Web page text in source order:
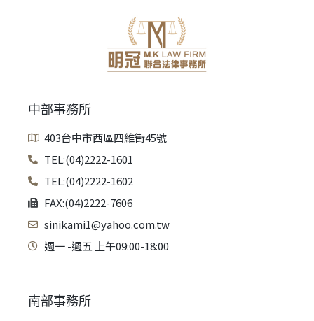
中部事務所
403台中市西區四維街45號
TEL:(04)2222-1601
TEL:(04)2222-1602
FAX:(04)2222-7606
sinikami1@yahoo.com.tw
週一 -週五 上午09:00-18:00
南部事務所